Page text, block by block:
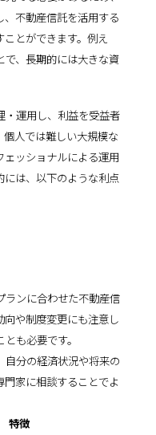
不動産信託を活用する
とができます。例え
で、長期的には大きな資
・運用し、利益を受益者
人では難しい大規模な
ッショナルによる運用
は、以下のような利点
ランに合わせた不動産信
や制度変更にも注意し
も必要です。
分の経済状況や将来の
家に相談することでよ
特徴